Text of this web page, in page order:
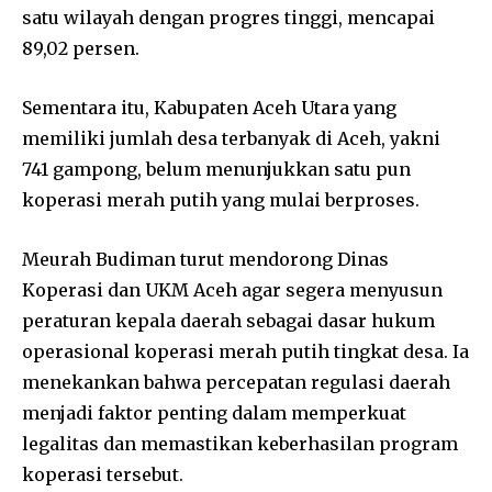
satu wilayah dengan progres tinggi, mencapai
89,02 persen.
Sementara itu, Kabupaten Aceh Utara yang
memiliki jumlah desa terbanyak di Aceh, yakni
741 gampong, belum menunjukkan satu pun
koperasi merah putih yang mulai berproses.
Meurah Budiman turut mendorong Dinas
Koperasi dan UKM Aceh agar segera menyusun
peraturan kepala daerah sebagai dasar hukum
operasional koperasi merah putih tingkat desa. Ia
menekankan bahwa percepatan regulasi daerah
menjadi faktor penting dalam memperkuat
legalitas dan memastikan keberhasilan program
koperasi tersebut.